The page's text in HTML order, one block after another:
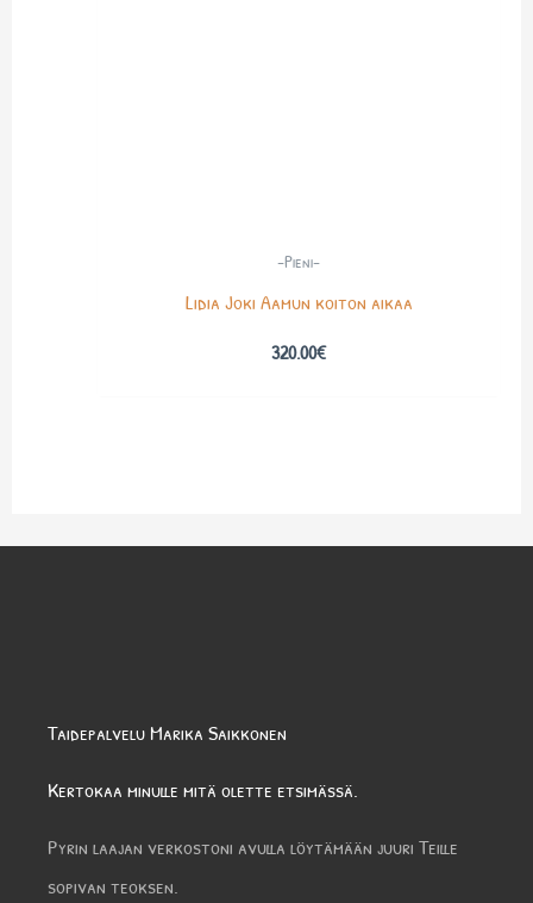
-Pieni-
Lidia Joki Aamun koiton aikaa
320.00€
Taidepalvelu Marika Saikkonen
Kertokaa minulle mitä olette etsimässä.
Pyrin laajan verkostoni avulla löytämään juuri Teille
sopivan teoksen.